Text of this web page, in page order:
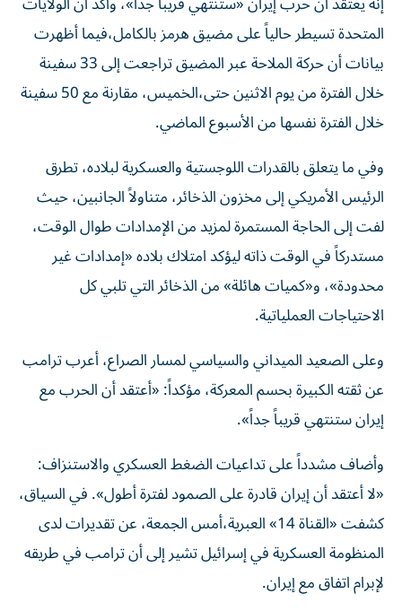
المتحدة تسيطر حالياً على مضيق هرمز بالكامل،فيما أظهرت
بيانات أن حركة الملاحة عبر المضيق تراجعت إلى 33 سفينة
خلال الفترة من يوم الاثنين حتى،الخميس، مقارنة مع 50 سفينة
خلال الفترة نفسها من الأسبوع الماضي.
وفي ما يتعلق بالقدرات اللوجستية والعسكرية لبلاده، تطرق
الرئيس الأمريكي إلى مخزون الذخائر، متناولاً الجانبين، حيث
لفت إلى الحاجة المستمرة لمزيد من الإمدادات طوال الوقت،
مستدركاً في الوقت ذاته ليؤكد امتلاك بلاده «إمدادات غير
محدودة»، و«كميات هائلة» من الذخائر التي تلبي كل
الاحتياجات العملياتية.
وعلى الصعيد الميداني والسياسي لمسار الصراع، أعرب ترامب
عن ثقته الكبيرة بحسم المعركة، مؤكداً: «أعتقد أن الحرب مع
إيران ستنتهي قريباً جداً».
وأضاف مشدداً على تداعيات الضغط العسكري والاستنزاف:
«لا أعتقد أن إيران قادرة على الصمود لفترة أطول». في السياق،
كشفت «القناة 14» العبرية،أمس الجمعة، عن تقديرات لدى
المنظومة العسكرية في إسرائيل تشير إلى أن ترامب في طريقه
لإبرام اتفاق مع إيران.